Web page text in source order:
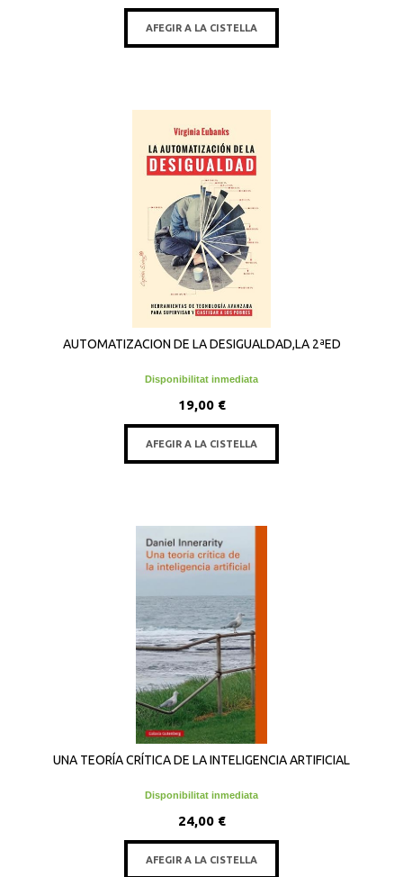
AFEGIR A LA CISTELLA
AUTOMATIZACION DE LA DESIGUALDAD,LA 2ªED
Disponibilitat inmediata
19,00 €
AFEGIR A LA CISTELLA
UNA TEORÍA CRÍTICA DE LA INTELIGENCIA ARTIFICIAL
Disponibilitat inmediata
24,00 €
AFEGIR A LA CISTELLA